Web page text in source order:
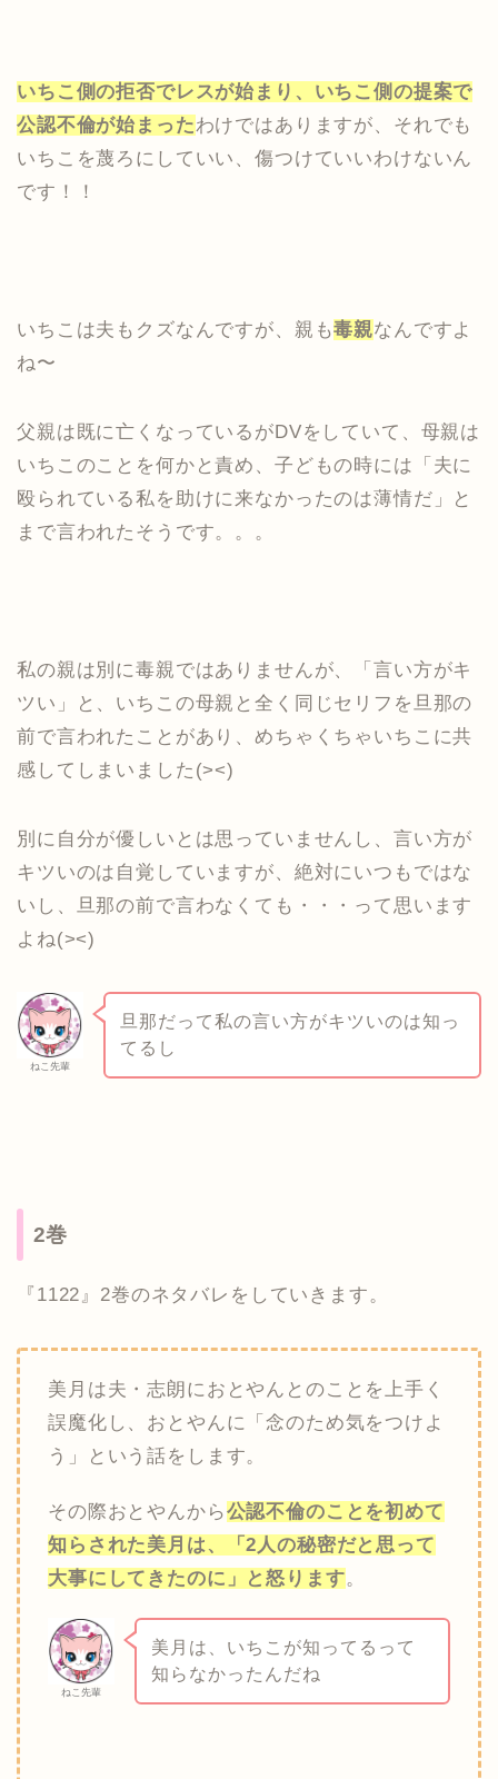
いちこ側の拒否でレスが始まり、いちこ側の提案で
公認不倫が始まったわけではありますが、それでも
いちこを蔑ろにしていい、傷つけていいわけないん
です！！
いちこは夫もクズなんですが、親も毒親なんですよ
ね〜
父親は既に亡くなっているがDVをしていて、母親は
いちこのことを何かと責め、子どもの時には「夫に
殴られている私を助けに来なかったのは薄情だ」と
まで言われたそうです。。。
私の親は別に毒親ではありませんが、「言い方がキ
ツい」と、いちこの母親と全く同じセリフを旦那の
前で言われたことがあり、めちゃくちゃいちこに共
感してしまいました(><)
別に自分が優しいとは思っていませんし、言い方が
キツいのは自覚していますが、絶対にいつもではな
いし、旦那の前で言わなくても・・・って思います
よね(><)
ねこ先輩
旦那だって私の言い方がキツいのは知っ
てるし
2巻
『1122』2巻のネタバレをしていきます。
美月は夫・志朗におとやんとのことを上手く
誤魔化し、おとやんに「念のため気をつけよ
う」という話をします。
その際おとやんから公認不倫のことを初めて
知らされた美月は、「2人の秘密だと思って
大事にしてきたのに」と怒ります。
ねこ先輩
美月は、いちこが知ってるって
知らなかったんだね